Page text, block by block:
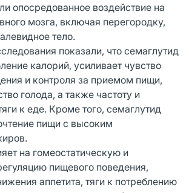
опосредованное воздействие на
мозга, включая перегородку,
тело.
показали, что семаглутид
калорий, усиливает чувство
и контроля за приемом пищи,
голода, а также частоту и
к еде. Кроме того, семаглутид
пищи с высоким
на гомеостатическую и
пищевого поведения,
аппетита, тяги к потреблению